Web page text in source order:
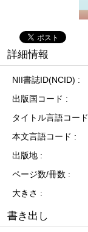
詳細情報
NII書誌ID(NCID)
出版国コード
タイトル言語コード
本文言語コード
出版地
ページ数/冊数
大きさ
書き出し